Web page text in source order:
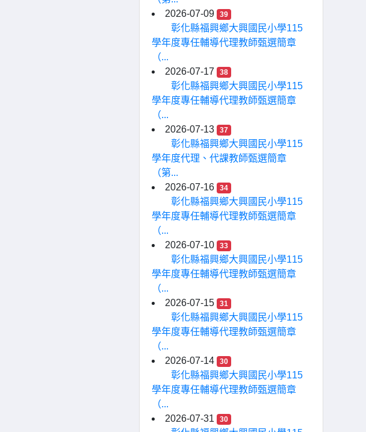
2026-07-09
39
彰化縣福興鄉大興國民小學115
學年度專任輔導代理教師甄選簡章
（...
2026-07-17
38
彰化縣福興鄉大興國民小學115
學年度專任輔導代理教師甄選簡章
（...
2026-07-13
37
彰化縣福興鄉大興國民小學115
學年度代理、代課教師甄選簡章
（第...
2026-07-16
34
彰化縣福興鄉大興國民小學115
學年度專任輔導代理教師甄選簡章
（...
2026-07-10
33
彰化縣福興鄉大興國民小學115
學年度專任輔導代理教師甄選簡章
（...
2026-07-15
31
彰化縣福興鄉大興國民小學115
學年度專任輔導代理教師甄選簡章
（...
2026-07-14
30
彰化縣福興鄉大興國民小學115
學年度專任輔導代理教師甄選簡章
（...
2026-07-31
30